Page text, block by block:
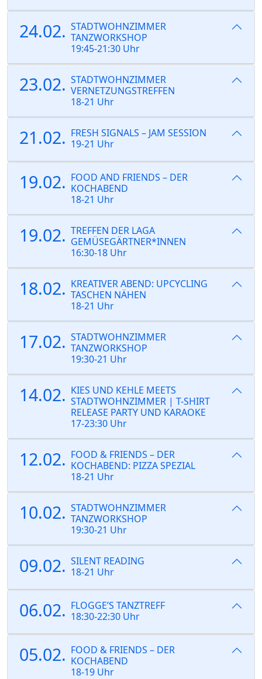
24.02. STADTWOHNZIMMER
TANZWORKSHOP
19:45-21:30 Uhr
23.02. STADTWOHNZIMMER
VERNETZUNGSTREFFEN
18-21 Uhr
21.02. FRESH SIGNALS – JAM SESSION
19-21 Uhr
19.02. FOOD AND FRIENDS – DER
KOCHABEND
18-21 Uhr
19.02. TREFFEN DER LAGA
GEMÜSEGÄRTNER*INNEN
16:30-18 Uhr
18.02. KREATIVER ABEND: UPCYCLING
TASCHEN NÄHEN
18-21 Uhr
17.02. STADTWOHNZIMMER
TANZWORKSHOP
19:30-21 Uhr
14.02. KIES UND KEHLE MEETS
STADTWOHNZIMMER | T-SHIRT
RELEASE PARTY UND KARAOKE
17-23:30 Uhr
12.02. FOOD & FRIENDS – DER
KOCHABEND: PIZZA SPEZIAL
18-21 Uhr
10.02. STADTWOHNZIMMER
TANZWORKSHOP
19:30-21 Uhr
09.02. SILENT READING
18-21 Uhr
06.02. FLOGGE’S TANZTREFF
18:30-22:30 Uhr
05.02. FOOD & FRIENDS – DER
KOCHABEND
18-19 Uhr